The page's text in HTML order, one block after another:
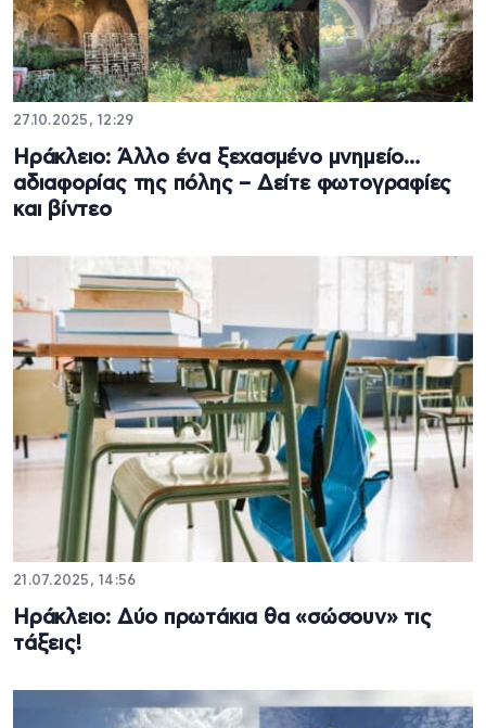
27.10.2025, 12:29
Ηράκλειο: Άλλο ένα ξεχασμένο μνημείο…
αδιαφορίας της πόλης – Δείτε φωτογραφίες
και βίντεο
21.07.2025, 14:56
Ηράκλειο: Δύο πρωτάκια θα «σώσουν» τις
τάξεις!